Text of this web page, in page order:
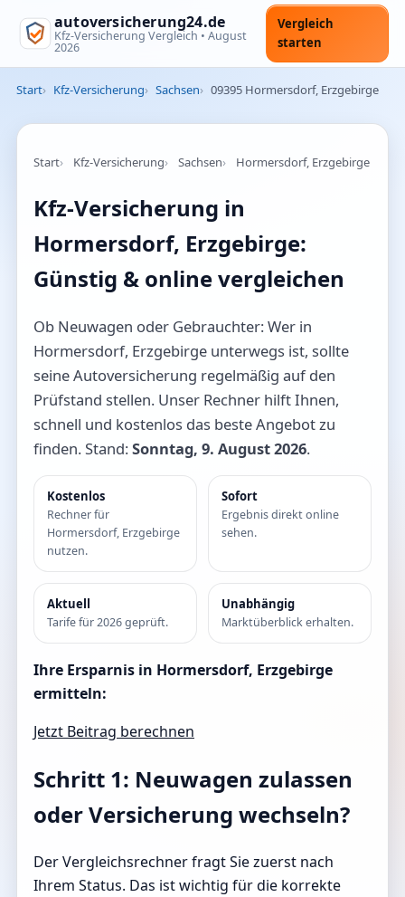
autoversicherung24.de
Kfz-Versicherung Vergleich • August
2026
Vergleich
starten
Start Kfz-Versicherung Sachsen 09395 Hormersdorf, Erzgebirge
Start Kfz-Versicherung Sachsen Hormersdorf, Erzgebirge
Kfz-Versicherung in
Hormersdorf, Erzgebirge:
Günstig & online vergleichen
Ob Neuwagen oder Gebrauchter: Wer in
Hormersdorf, Erzgebirge unterwegs ist, sollte
seine Autoversicherung regelmäßig auf den
Prüfstand stellen. Unser Rechner hilft Ihnen,
schnell und kostenlos das beste Angebot zu
finden. Stand:Sonntag, 9. August 2026.
Kostenlos
Rechner für
Hormersdorf, Erzgebirge
nutzen.
Sofort
Ergebnis direkt online
sehen.
Aktuell
Tarife für 2026 geprüft.
Unabhängig
Marktüberblick erhalten.
Ihre Ersparnis in Hormersdorf, Erzgebirge
ermitteln:
Jetzt Beitrag berechnen
Schritt 1: Neuwagen zulassen
oder Versicherung wechseln?
Der Vergleichsrechner fragt Sie zuerst nach
Ihrem Status. Das ist wichtig für die korrekte